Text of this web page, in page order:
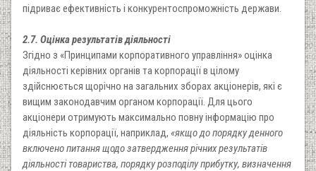
підриває ефективність і конкурентоспроможність держави.
2.7. Оцінка результатів діяльності
Згідно з «Принципами корпоративного управління» оцінка
діяльності керівних органів та корпорації в цілому
здійснюється щорічно на загальних зборах акціонерів, які є
вищим законодавчим органом корпорації. Для цього
акціонери отримують максимально повну інформацію про
діяльність корпорації, наприклад, «якщо до порядку денного
включено питання щодо затвердження річних результатів
діяльності товариства, порядку розподілу прибутку, визначення